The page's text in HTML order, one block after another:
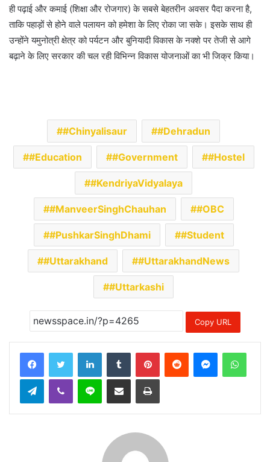
ही पढ़ाई और कमाई (शिक्षा और रोजगार) के सबसे बेहतरीन अवसर पैदा करना है,
ताकि पहाड़ों से होने वाले पलायन को हमेशा के लिए रोका जा सके। इसके साथ ही
उन्होंने यमुनोत्री क्षेत्र को पर्यटन और बुनियादी विकास के नक्शे पर तेजी से आगे
बढ़ाने के लिए सरकार की चल रही विभिन्न विकास योजनाओं का भी जिक्र किया।
#Chinyalisaur #Dehradun
#Education #Government #Hostel
#KendriyaVidyalaya
#ManveerSinghChauhan #OBC
#PushkarSinghDhami #Student
#Uttarakhand #UttarakhandNews
#Uttarkashi
Copy URL
LinkedInTumblr PinterestReddit Messenger
TelegramViber Line Share via Email Print